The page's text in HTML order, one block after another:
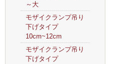
～大
モザイクランプ吊り
下げタイプ
10cm~12cm
モザイクランプ吊り
下げタイプ